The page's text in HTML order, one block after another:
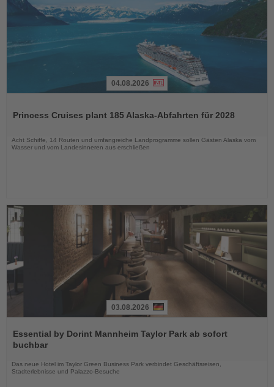
die
04.08.2026
Princess Cruises plant 185 Alaska-Abfahrten für 2028
Acht Schiffe, 14 Routen und umfangreiche Landprogramme sollen Gästen Alaska vom
Wasser und vom Landesinneren aus erschließen
Sie
die
03.08.2026
Essential by Dorint Mannheim Taylor Park ab sofort
buchbar
Das neue Hotel im Taylor Green Business Park verbindet Geschäftsreisen,
Stadterlebnisse und Palazzo-Besuche